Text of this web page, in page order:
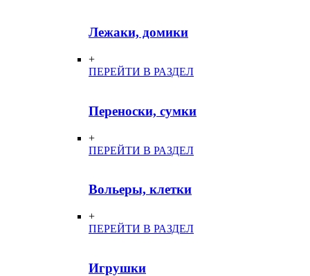
Лежаки, домики
+
ПЕРЕЙТИ В РАЗДЕЛ
Переноски, сумки
+
ПЕРЕЙТИ В РАЗДЕЛ
Вольеры, клетки
+
ПЕРЕЙТИ В РАЗДЕЛ
Игрушки